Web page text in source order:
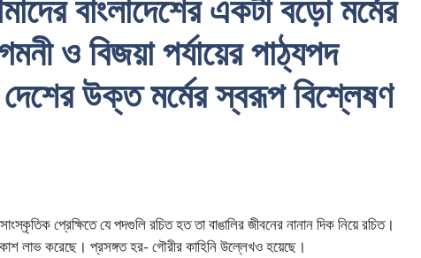
ও বিজয়া পর্যায়ের পাঠ্যপদ
উক্ত মর্মের স্বরূপ বিশ্লেষণ
প্রেক্ষিতে যে পদগুলি রচিত হত তা বাঙালির জীবনের নানান দিক নিয়ে রচিত।
লাভ করেছে। প্রসঙ্গত হর- গৌরীর কাহিনি উল্লেখও হয়েছে।